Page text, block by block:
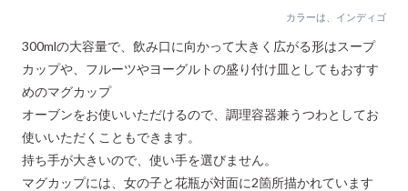
カラーは、インディゴ
300mlの大容量で、飲み口に向かって大きく広がる形はスープ
カップや、フルーツやヨーグルトの盛り付け皿としてもおすす
めのマグカップ
オーブンをお使いいただけるので、調理容器兼うつわとしてお
使いいただくこともできます。
持ち手が大きいので、使い手を選びません。
マグカップには、女の子と花瓶が対面に2箇所描かれています